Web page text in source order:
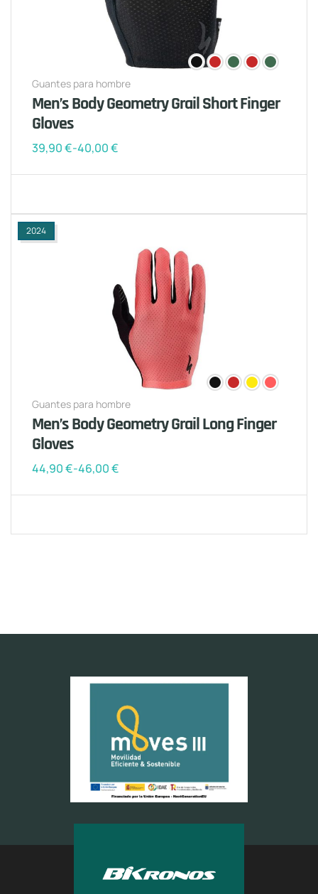
Guantes para hombre
Men’s Body Geometry Grail Short Finger
Gloves
39,90€-40,00€
2024
Guantes para hombre
Men’s Body Geometry Grail Long Finger
Gloves
44,90€-46,00€